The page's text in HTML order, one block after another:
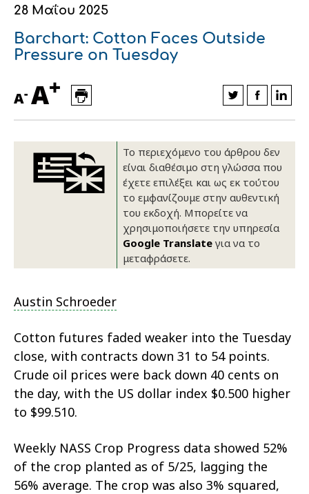
Οικονομικά στοιχεία
Εταιρική δομή
Καινοτομία
Επικοινωνία
Πως θα μας βρείτε
Εξαγωγές
Συνέδρια
Πως θα μας βρείτε
Ευφυής γεωργία
Συμβουλευτική στο χωράφι
Εκκόκκιση για λογαριασμό του
παραγωγού
Ιατρικές υπηρεσίες
Πως θα μας βρείτε
Αλυσίδα βάμβακος
Πως θα μας βρείτε
Κλωστοϋφαντουργία - Ένδυση
Εταιρικά νέα
Πως θα μας βρείτε
Πως θα μας βρείτε
28 Μαΐου 2025
Barchart: Cotton Faces Outside
Pressure on Tuesday
A- A+
Το περιεχόμενο του άρθρου δεν
είναι διαθέσιμο στη γλώσσα που
έχετε επιλέξει και ως εκ τούτου
το εμφανίζουμε στην αυθεντική
του εκδοχή. Μπορείτε να
χρησιμοποιήσετε την υπηρεσία
Google Translateγια να το
μεταφράσετε.
Austin Schroeder
Cotton futures faded weaker into the Tuesday
close, with contracts down 31 to 54 points.
Crude oil prices were back down 40 cents on
the day, with the US dollar index $0.500 higher
to $99.510.
Weekly NASS Crop Progress data showed 52%
of the crop planted as of 5/25, lagging the
56% average. The crop was also 3% squared,